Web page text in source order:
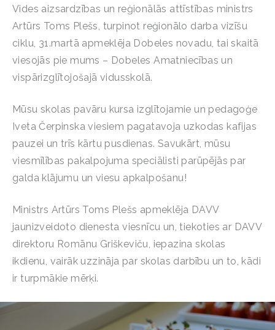
Vides aizsardzības un reģionālās attīstības ministrs
Artūrs Toms Plešs, turpinot reģionālo darba vizīšu
ciklu, 31.martā apmeklēja Dobeles novadu, tai skaitā
viesojās pie mums – Dobeles Amatniecības un
vispārizglītojošajā vidusskolā.
Mūsu skolas pavāru kursa izglītojamie un pedagoģe
Iveta Čerpinska viesiem pagatavoja uzkodas kafijas
pauzei un trīs kārtu pusdienas. Savukārt, mūsu
viesmīlības pakalpojuma speciālisti parūpējās par
galda klājumu un viesu apkalpošanu!
Ministrs Artūrs Toms Plešs apmeklēja DAVV
jaunizveidoto dienesta viesnīcu un, tiekoties ar DAVV
direktoru Romānu Griškeviču, iepazina skolas
ikdienu, vairāk uzzināja par skolas darbību un to, kādi
ir turpmākie mērķi.